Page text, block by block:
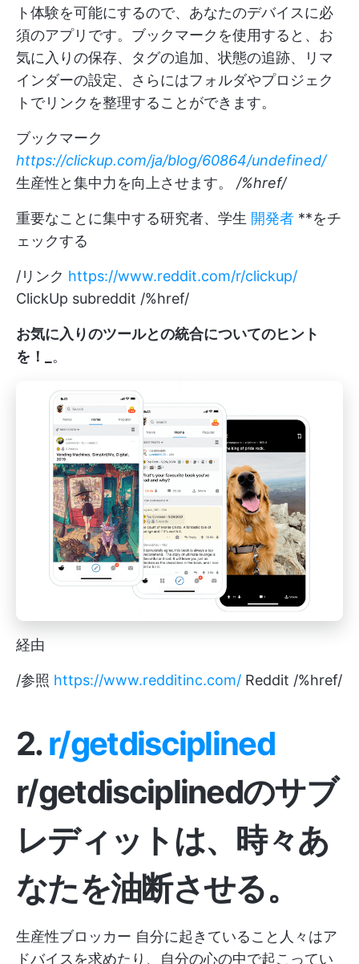
ト体験を可能にするので、あなたのデバイスに必
須のアプリです。ブックマークを使用すると、お
気に入りの保存、タグの追加、状態の追跡、リマ
インダーの設定、さらにはフォルダやプロジェク
トでリンクを整理することができます。
ブックマーク
https://clickup.com/ja/blog/60864/undefined/
生産性と集中力を向上させます。 /%href/
重要なことに集中する研究者、学生 開発者 **をチ
ェックする
/リンク https://www.reddit.com/r/clickup/
ClickUp subreddit /%href/
お気に入りのツールとの統合についてのヒント
を！_ 。
経由
/参照 https://www.redditinc.com/ Reddit /%href/
2.r/getdisciplined
r/getdisciplinedのサブ
レディットは、時々あ
なたを油断させる。
生産性ブロッカー 自分に起きていること人々はア
ドバイスを求めたり、自分の心の中で起こってい